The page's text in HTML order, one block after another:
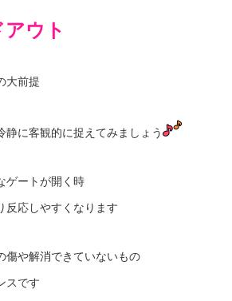
ウト
大前提
静に客観的に捉えてみましょう
ゲートが開く時
反応しやすくなります
傷や解消できていないもの
スです